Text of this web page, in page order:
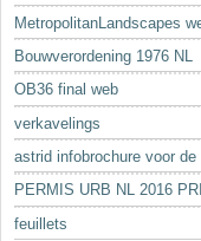
MetropolitanLandscapes
Bouwverordening 1976 NL
OB36 final web
verkavelings
astrid infobrochure voor de
PERMIS URB NL 2016
feuillets